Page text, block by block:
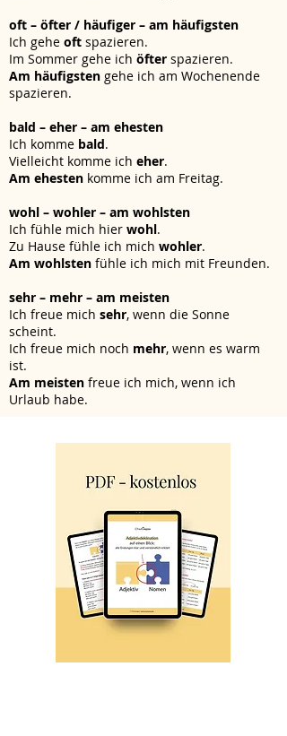
oft – öfter / häufiger – am häufigsten
Ich gehe oft spazieren.
Im Sommer gehe ich öfter spazieren.
Am häufigsten gehe ich am Wochenende
spazieren.
bald – eher – am ehesten
Ich komme bald.
Vielleicht komme ich eher.
Am ehesten komme ich am Freitag.
wohl – wohler – am wohlsten
Ich fühle mich hier wohl.
Zu Hause fühle ich mich wohler.
Am wohlsten fühle ich mich mit Freunden.
sehr – mehr – am meisten
Ich freue mich sehr, wenn die Sonne
scheint.
Ich freue mich noch mehr, wenn es warm
ist.
Am meisten freue ich mich, wenn ich
Urlaub habe.